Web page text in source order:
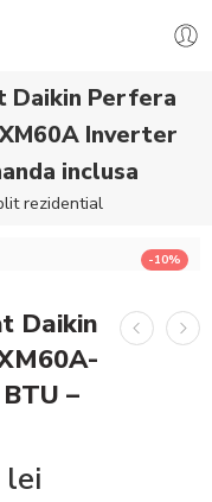
Daikin Perfera
Inverter
inclusa
rezidential
-10%
Daikin
–
lei